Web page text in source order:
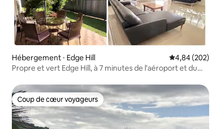
Hébergement ⋅ Edge Hill Évaluation
4,84 (202)
Propre et vert Edge Hill, à 7 minutes de l'aéroport et du
Coup de cœur voyageurs
Coup de cœur voyageurs